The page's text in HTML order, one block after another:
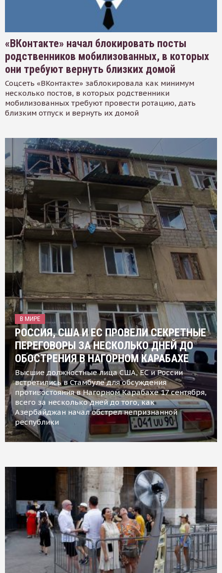
«ВКонтакте» начал блокировать посты
родственников мобилизованных, в которых
они требуют вернуть близких домой
Соцсеть «ВКонтакте» заблокировала как минимум
несколько постов, в которых родственники
мобилизованных требуют провести ротацию, дать
близким отпуск и вернуть их домой
В МИРЕ
РОССИЯ, США И ЕС ПРОВЕЛИ СЕКРЕТНЫЕ
ПЕРЕГОВОРЫ ЗА НЕСКОЛЬКО ДНЕЙ ДО
ОБОСТРЕНИЯ В НАГОРНОМ КАРАБАХЕ
Высшие должностные лица США, ЕС и России
встретились в Стамбуле для обсуждения
противостояния в Нагорном Карабахе 17 сентября,
всего за несколько дней до того, как
Азербайджан начал обстрел непризнанной
республики